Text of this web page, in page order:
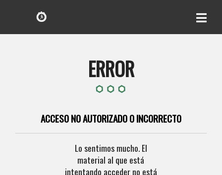
ERROR
ACCESO NO AUTORIZADO O INCORRECTO
Lo sentimos mucho. El
material al que está
intentando acceder no está